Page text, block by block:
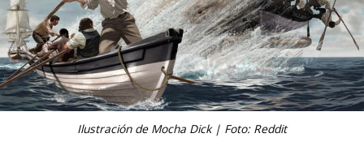
Ilustración de Mocha Dick | Foto: Reddit